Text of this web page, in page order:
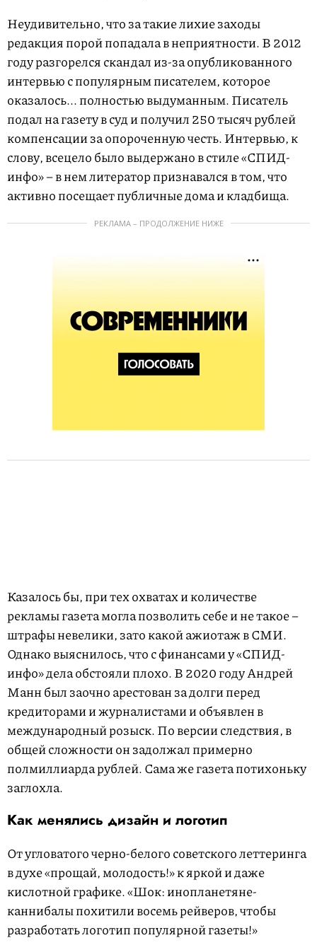
Неудивительно, что за такие лихие заходы
редакция порой попадала в неприятности. В 2012
году разгорелся скандал из-за опубликованного
интервью с популярным писателем, которое
оказалось... полностью выдуманным. Писатель
подал на газету в суд и получил 250 тысяч рублей
компенсации за опороченную честь. Интервью, к
слову, всецело было выдержано в стиле «СПИД-
инфо» – в нем литератор признавался в том, что
активно посещает публичные дома и кладбища.
РЕКЛАМА – ПРОДОЛЖЕНИЕ НИЖЕ
Казалось бы, при тех охватах и количестве
рекламы газета могла позволить себе и не такое –
штрафы невелики, зато какой ажиотаж в СМИ.
Однако выяснилось, что с финансами у «СПИД-
инфо» дела обстояли плохо. В 2020 году Андрей
Манн был заочно арестован за долги перед
кредиторами и журналистами и объявлен в
международный розыск. По версии следствия, в
общей сложности он задолжал примерно
полмиллиарда рублей. Сама же газета потихоньку
заглохла.
Как менялись дизайн и логотип
От угловатого черно-белого советского леттеринга
в духе «прощай, молодость!» к яркой и даже
кислотной графике. «Шок: инопланетяне-
каннибалы похитили восемь рейверов, чтобы
разработать логотип популярной газеты!»